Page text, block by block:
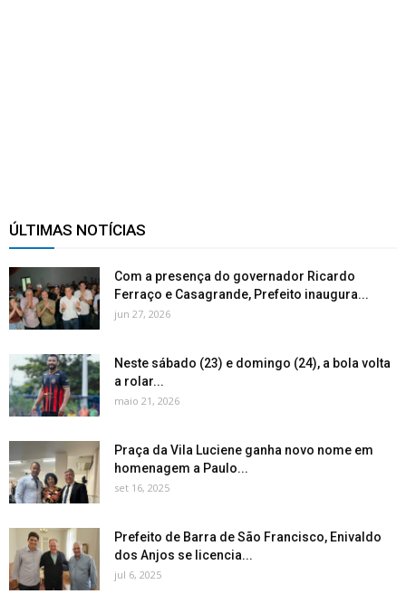
ÚLTIMAS NOTÍCIAS
Com a presença do governador Ricardo
Ferraço e Casagrande, Prefeito inaugura...
jun 27, 2026
Neste sábado (23) e domingo (24), a bola volta
a rolar...
maio 21, 2026
Praça da Vila Luciene ganha novo nome em
homenagem a Paulo...
set 16, 2025
Prefeito de Barra de São Francisco, Enivaldo
dos Anjos se licencia...
jul 6, 2025